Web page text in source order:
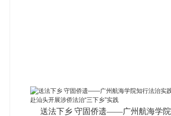
送法下乡 守固侨遗——广州航海学院